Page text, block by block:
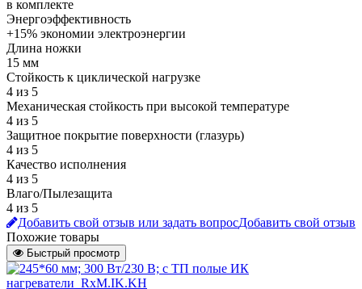
в комплекте
Энергоэффективность
+15% экономии электроэнергии
Длина ножки
15 мм
Стойкость к циклической нагрузке
4 из 5
Механическая стойкость при высокой температуре
4 из 5
Защитное покрытие поверхности (глазурь)
4 из 5
Качество исполнения
4 из 5
Влаго/Пылезащита
4 из 5
Добавить свой отзыв или задать вопросДобавить свой отзыв
Похожие товары
Быстрый просмотр